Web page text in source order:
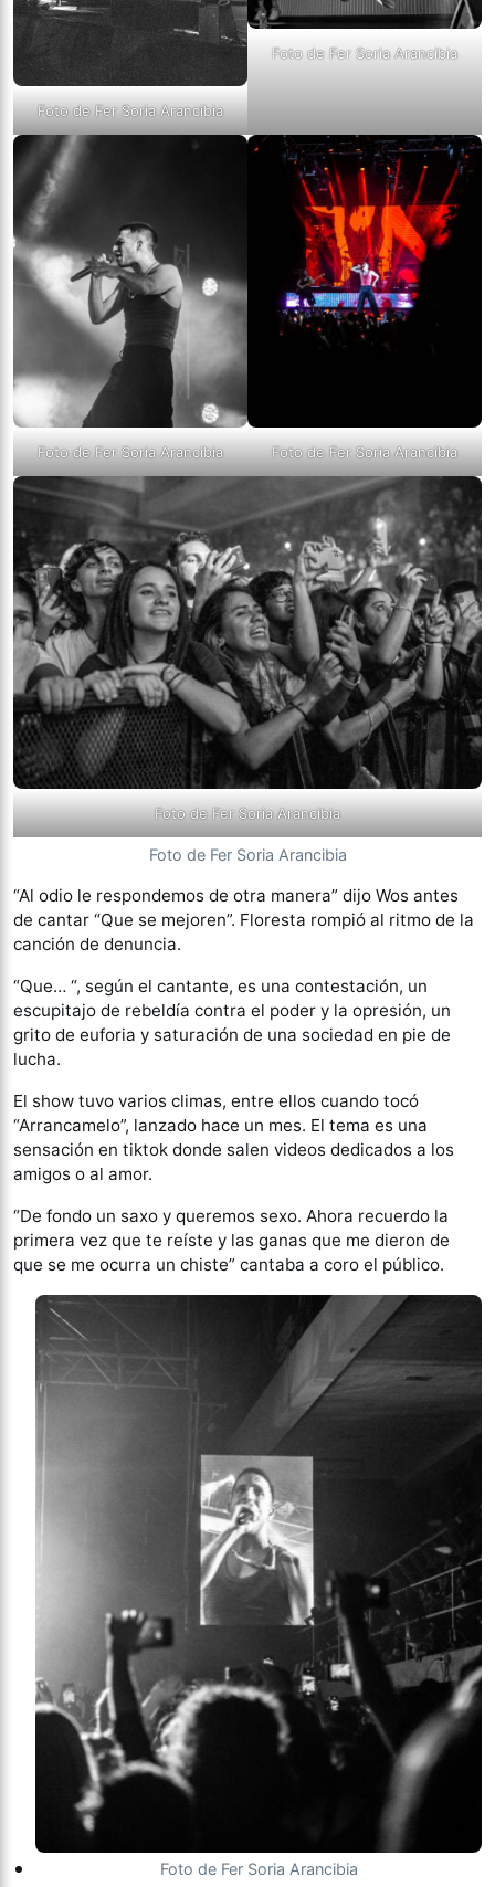
Foto de Fer Soria Arancibia
Foto de Fer Soria Arancibia
Foto de Fer Soria Arancibia Foto de Fer Soria Arancibia
Foto de Fer Soria Arancibia
Foto de Fer Soria Arancibia
“Al odio le respondemos de otra manera” dijo Wos antes
de cantar “Que se mejoren”. Floresta rompió al ritmo de la
canción de denuncia.
“Que… “, según el cantante, es una contestación, un
escupitajo de rebeldía contra el poder y la opresión, un
grito de euforia y saturación de una sociedad en pie de
lucha.
El show tuvo varios climas, entre ellos cuando tocó
“Arrancamelo”, lanzado hace un mes. El tema es una
sensación en tiktok donde salen videos dedicados a los
amigos o al amor.
“De fondo un saxo y queremos sexo. Ahora recuerdo la
primera vez que te reíste y las ganas que me dieron de
que se me ocurra un chiste” cantaba a coro el público.
Foto de Fer Soria Arancibia